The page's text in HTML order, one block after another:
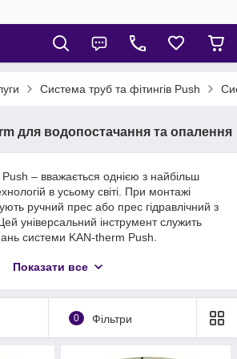
Система труб та фітингів Push
для водопостачання та опалення
– вважається однією з найбільш
в усьому світі. При монтажі
ручний прес або прес гідравлічний з
універсальний інструмент служить
системи KAN-therm Push.
шлюб, завдяки використанню цього
Для закритих ділянок трубопроводів це
Показати все
0 Фільтри